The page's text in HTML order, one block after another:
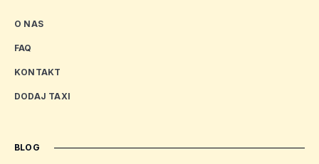
O NAS
FAQ
KONTAKT
DODAJ TAXI
BLOG